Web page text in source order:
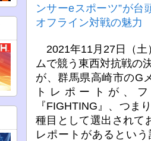
ンサーeスポーツ”が台
オフライン対戦の魅力
2021年11月27日（土
ムで競う東西対抗戦
が、群馬県高崎市のG
トレポートが、
『FIGHTING』、つま
種目として選出されて
レポートがあるとい